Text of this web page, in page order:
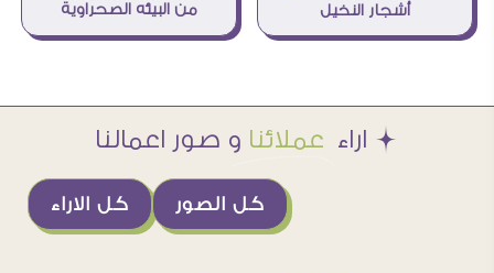
أشجار النخيل
من البيئه الصحراوية
Æ اراء عملائنا و صور اعمالنا
كل الاراء كل الصور